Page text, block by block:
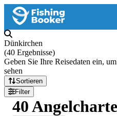
Dünkirchen
(40 Ergebnisse)
Geben Sie Ihre Reisedaten ein,
sehen
Sortieren
Filter
40